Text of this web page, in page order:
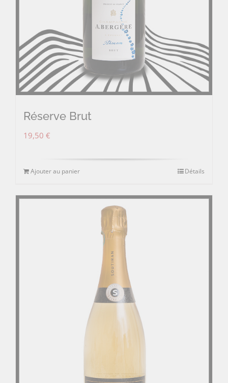
Réserve Brut
19,50 €
Ajouter au panier Détails